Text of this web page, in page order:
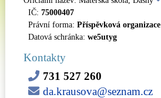
IČ: 75000407
Právní forma: Příspěvková organizace
Datová schránka: we5utyg
Kontakty
731 527 260
da.krausova@seznam.cz